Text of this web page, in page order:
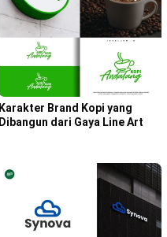
Karakter Brand Kopi yang
Dibangun dari Gaya Line Art